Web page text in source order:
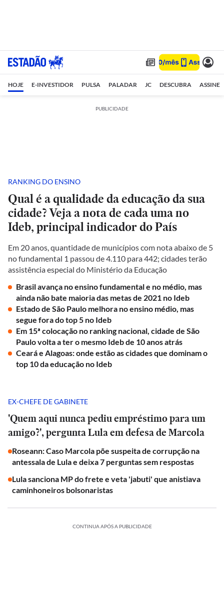
HOJE E-INVESTIDOR PULSA PALADAR JC DESCUBRA ASSINE
PUBLICIDADE
RANKING DO ENSINO
Qual é a qualidade da educação da sua
cidade? Veja a nota de cada uma no
Ideb, principal indicador do País
Em 20 anos, quantidade de municípios com nota abaixo de 5
no fundamental 1 passou de 4.110 para 442; cidades terão
assistência especial do Ministério da Educação
Brasil avança no ensino fundamental e no médio, mas
ainda não bate maioria das metas de 2021 no Ideb
Estado de São Paulo melhora no ensino médio, mas
segue fora do top 5 no Ideb
Em 15ª colocação no ranking nacional, cidade de São
Paulo volta a ter o mesmo Ideb de 10 anos atrás
Ceará e Alagoas: onde estão as cidades que dominam o
top 10 da educação no Ideb
EX-CHEFE DE GABINETE
'Quem aqui nunca pediu empréstimo para um
amigo?', pergunta Lula em defesa de Marcola
Roseann: Caso Marcola põe suspeita de corrupção na
antessala de Lula e deixa 7 perguntas sem respostas
Lula sanciona MP do frete e veta 'jabuti' que anistiava
caminhoneiros bolsonaristas
CONTINUA APÓS A PUBLICIDADE